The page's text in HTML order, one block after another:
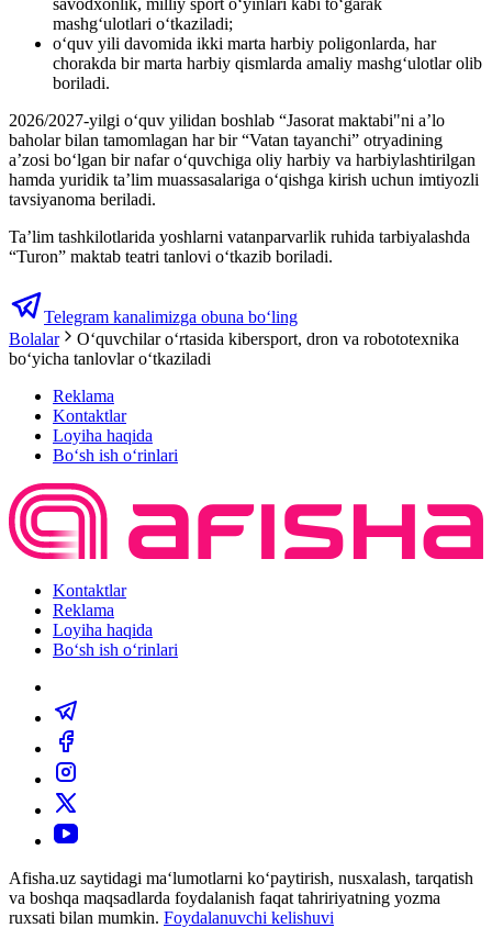
savodxonlik, milliy sport o‘yinlari kabi to‘garak
mashg‘ulotlari o‘tkaziladi;
o‘quv yili davomida ikki marta harbiy poligonlarda, har
chorakda bir marta harbiy qismlarda amaliy mashg‘ulotlar olib
boriladi.
2026/2027-yilgi o‘quv yilidan boshlab “Jasorat maktabi"ni a’lo
baholar bilan tamomlagan har bir “Vatan tayanchi” otryadining
a’zosi bo‘lgan bir nafar o‘quvchiga oliy harbiy va harbiylashtirilgan
hamda yuridik ta’lim muassasalariga o‘qishga kirish uchun imtiyozli
tavsiyanoma beriladi.
Ta’lim tashkilotlarida yoshlarni vatanparvarlik ruhida tarbiyalashda
“Turon” maktab teatri tanlovi o‘tkazib boriladi.
Telegram kanalimizga obuna bo‘ling
Bolalar
O‘quvchilar o‘rtasida kibersport, dron va robototexnika
bo‘yicha tanlovlar oʻtkaziladi
Reklama
Kontaktlar
Loyiha haqida
Bo‘sh ish o‘rinlari
Kontaktlar
Reklama
Loyiha haqida
Bo‘sh ish o‘rinlari
Afisha.uz saytidagi ma‘lumotlarni ko‘paytirish, nusxalash, tarqatish
va boshqa maqsadlarda foydalanish faqat tahririyatning yozma
ruxsati bilan mumkin. Foydalanuvchi kelishuvi